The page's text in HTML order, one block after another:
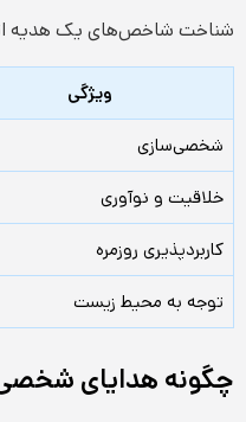
شناخت شاخص‌های یک هدیه
ویژگی
شخصی‌سازی
خلاقیت و نوآوری
کاربردپذیری روزمره
توجه به محیط زیست
چگونه هدایای